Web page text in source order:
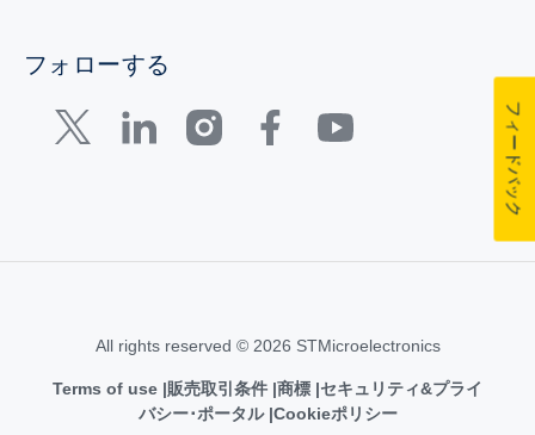
フォローする
All rights reserved © 2026 STMicroelectronics
Terms of use 販売取引条件 商標 セキュリティ&プライ
バシー･ポータル Cookieポリシー
フィードバック